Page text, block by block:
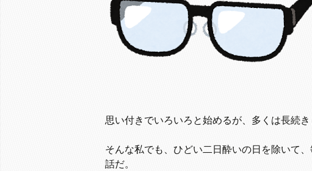
思い付きでいろいろと始めるが、多くは長続
そんな私でも、ひどい二日酔いの日を除いて
話だ。